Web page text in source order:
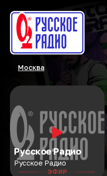
Москва
Русское Радио
Русское Радио
ЭФИР